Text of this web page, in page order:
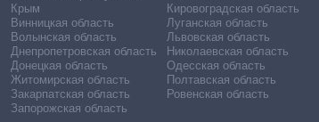
Крым
Винницкая область
Волынская область
Днепропетровская область
Донецкая область
Житомирская область
Закарпатская область
Запорожская область
Кировоградская область
Луганская область
Львовская область
Николаевская область
Одесская область
Полтавская область
Ровенская область